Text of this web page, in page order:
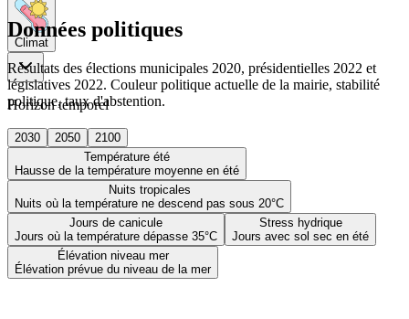
Climat
Horizon temporel
2030 2050
2100
Température été
Hausse de la température moyenne en été
Nuits tropicales
Nuits où la température ne descend pas sous 20°C
Jours de canicule
Jours où la température dépasse 35°C
Stress hydrique
Jours avec sol sec en été
Élévation niveau mer
Élévation prévue du niveau de la mer
Données politiques
Résultats des élections municipales 2020, présidentielles 2022 et
législatives 2022. Couleur politique actuelle de la mairie, stabilité
politique, taux d'abstention.